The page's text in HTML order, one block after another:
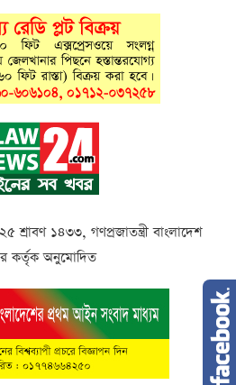
১৪৩৩, গণপ্রজাতন্ত্রী বাংলাদেশ
কর্তৃক অনুমোদিত